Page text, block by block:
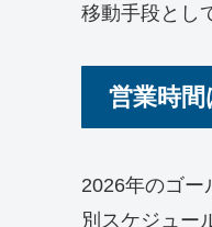
移動手段とし
営業時
2026年のゴー
別スケジュー